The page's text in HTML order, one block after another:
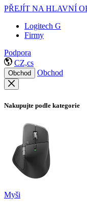
PŘEJÍT NA HLAVNÍ
Logitech G
Firmy
Podpora
CZ,cs
Obchod Obchod
Nakupujte podle kategorie
Myši